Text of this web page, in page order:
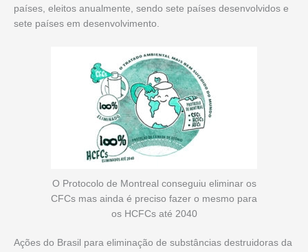
países, eleitos anualmente, sendo sete países desenvolvidos e
sete países em desenvolvimento.
O Protocolo de Montreal conseguiu eliminar os
CFCs mas ainda é preciso fazer o mesmo para
os HCFCs até 2040
Ações do Brasil para eliminação de substâncias destruidoras da